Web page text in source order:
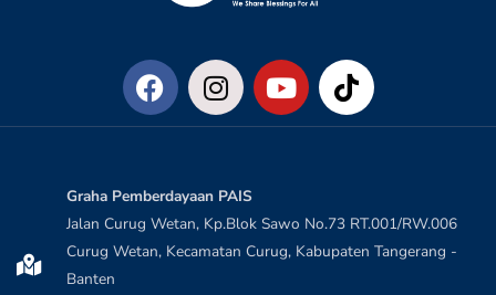
Graha Pemberdayaan PAIS
Jalan Curug Wetan, Kp.Blok Sawo No.73 RT.001/RW.006
Curug Wetan, Kecamatan Curug, Kabupaten Tangerang -
Banten